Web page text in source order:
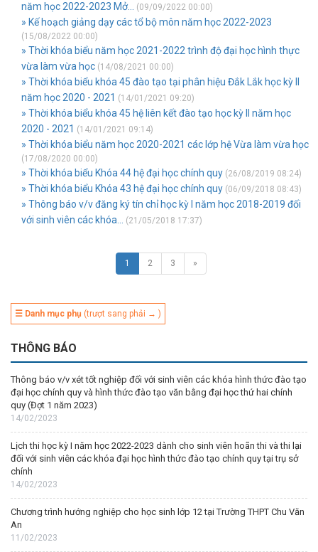
năm học 2022-2023 Mở...
(09/09/2022 00:00)
» Kế hoạch giảng dạy các tổ bộ môn năm học 2022-2023
(15/08/2022 00:00)
» Thời khóa biểu năm học 2021-2022 trình độ đại học hình thực
vừa làm vừa học (14/08/2021 00:00)
» Thời khóa biểu khóa 45 đào tạo tại phân hiệu Đắk Lắk học kỳ II
năm học 2020 - 2021 (14/01/2021 09:20)
» Thời khóa biểu khóa 45 hệ liên kết đào tạo học kỳ II năm học
2020 - 2021 (14/01/2021 09:14)
» Thời khóa biểu năm học 2020-2021 các lớp hệ Vừa làm vừa học
(17/08/2020 00:00)
» Thời khóa biểu Khóa 44 hệ đại học chính quy (26/08/2019 08:24)
» Thời khóa biểu Khóa 43 hệ đại học chính quy (06/09/2018 08:43)
» Thông báo v/v đăng ký tín chỉ học kỳ I năm học 2018-2019 đối
với sinh viên các khóa...
(21/05/2018 17:37)
1 2 3 »
☰ Danh mục phụ (trượt sang phải → )
THÔNG BÁO
Thông báo v/v xét tốt nghiệp đối với sinh viên các khóa hình thức đào tạo
đại học chính quy và hình thức đào tạo văn bằng đại học thứ hai chính
quy (Đợt 1 năm 2023)
14/02/2023
Lịch thi học kỳ I năm học 2022-2023 dành cho sinh viên hoãn thi và thi lại
đối với sinh viên các khóa đại học hình thức đào tạo chính quy tại trụ sở
chính
14/02/2023
Chương trình hướng nghiệp cho học sinh lớp 12 tại Trường THPT Chu Văn
An
11/02/2023